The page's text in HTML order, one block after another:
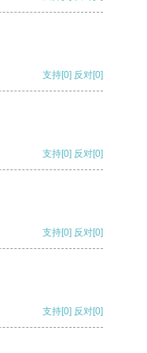
支持[0] 反对[0]
支持[0] 反对[0]
支持[0] 反对[0]
支持[0] 反对[0]